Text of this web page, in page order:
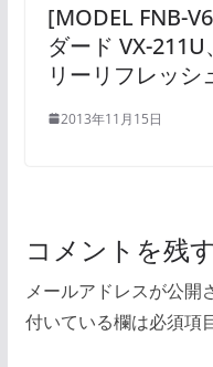
[MODEL FNB-
ダード VX-
リーリフレッシ
2013年11月15日
コメントを残
メールアドレスが公開
付いている欄は必須項